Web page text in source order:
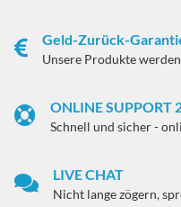
Geld-Zurück-
Unsere Produkte
ONLINE SUPPORT
Schnell und sicher -
LIVE CHAT
Nicht lange zögern,